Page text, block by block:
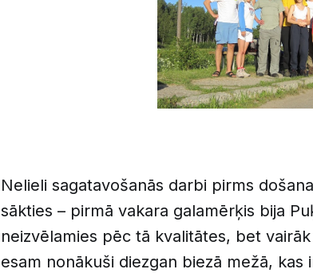
Nelieli sagatavošanās darbi pirms
sākties – pirmā vakara galamērķis bija
neizvēlamies pēc tā kvalitātes, bet
esam nonākuši diezgan biezā mežā,